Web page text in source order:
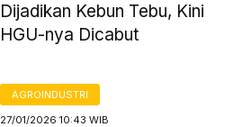
Dijadikan Kebun Tebu, Kini
HGU-nya Dicabut
AGROINDUSTRI
27/01/2026 10:43 WIB